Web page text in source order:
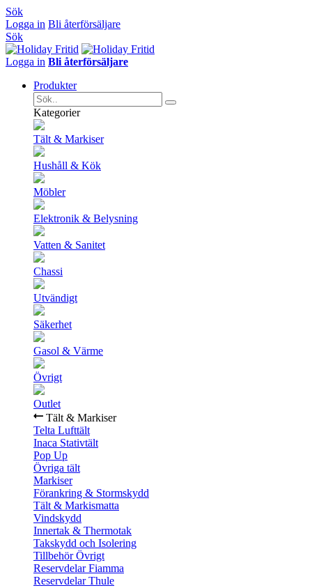
Sök
Logga in Bli återförsäljare
Sök
Logga in Bli återförsäljare
Produkter
Kategorier
Tält & Markiser
Hushåll & Kök
Möbler
Elektronik & Belysning
Vatten & Sanitet
Chassi
Utvändigt
Säkerhet
Gasol & Värme
Övrigt
Outlet
Tält & Markiser
Telta Lufttält
Inaca Stativtält
Pop Up
Övriga tält
Markiser
Förankring & Stormskydd
Tält & Markismatta
Vindskydd
Innertak & Thermotak
Takskydd och Isolering
Tillbehör Övrigt
Reservdelar Fiamma
Reservdelar Thule